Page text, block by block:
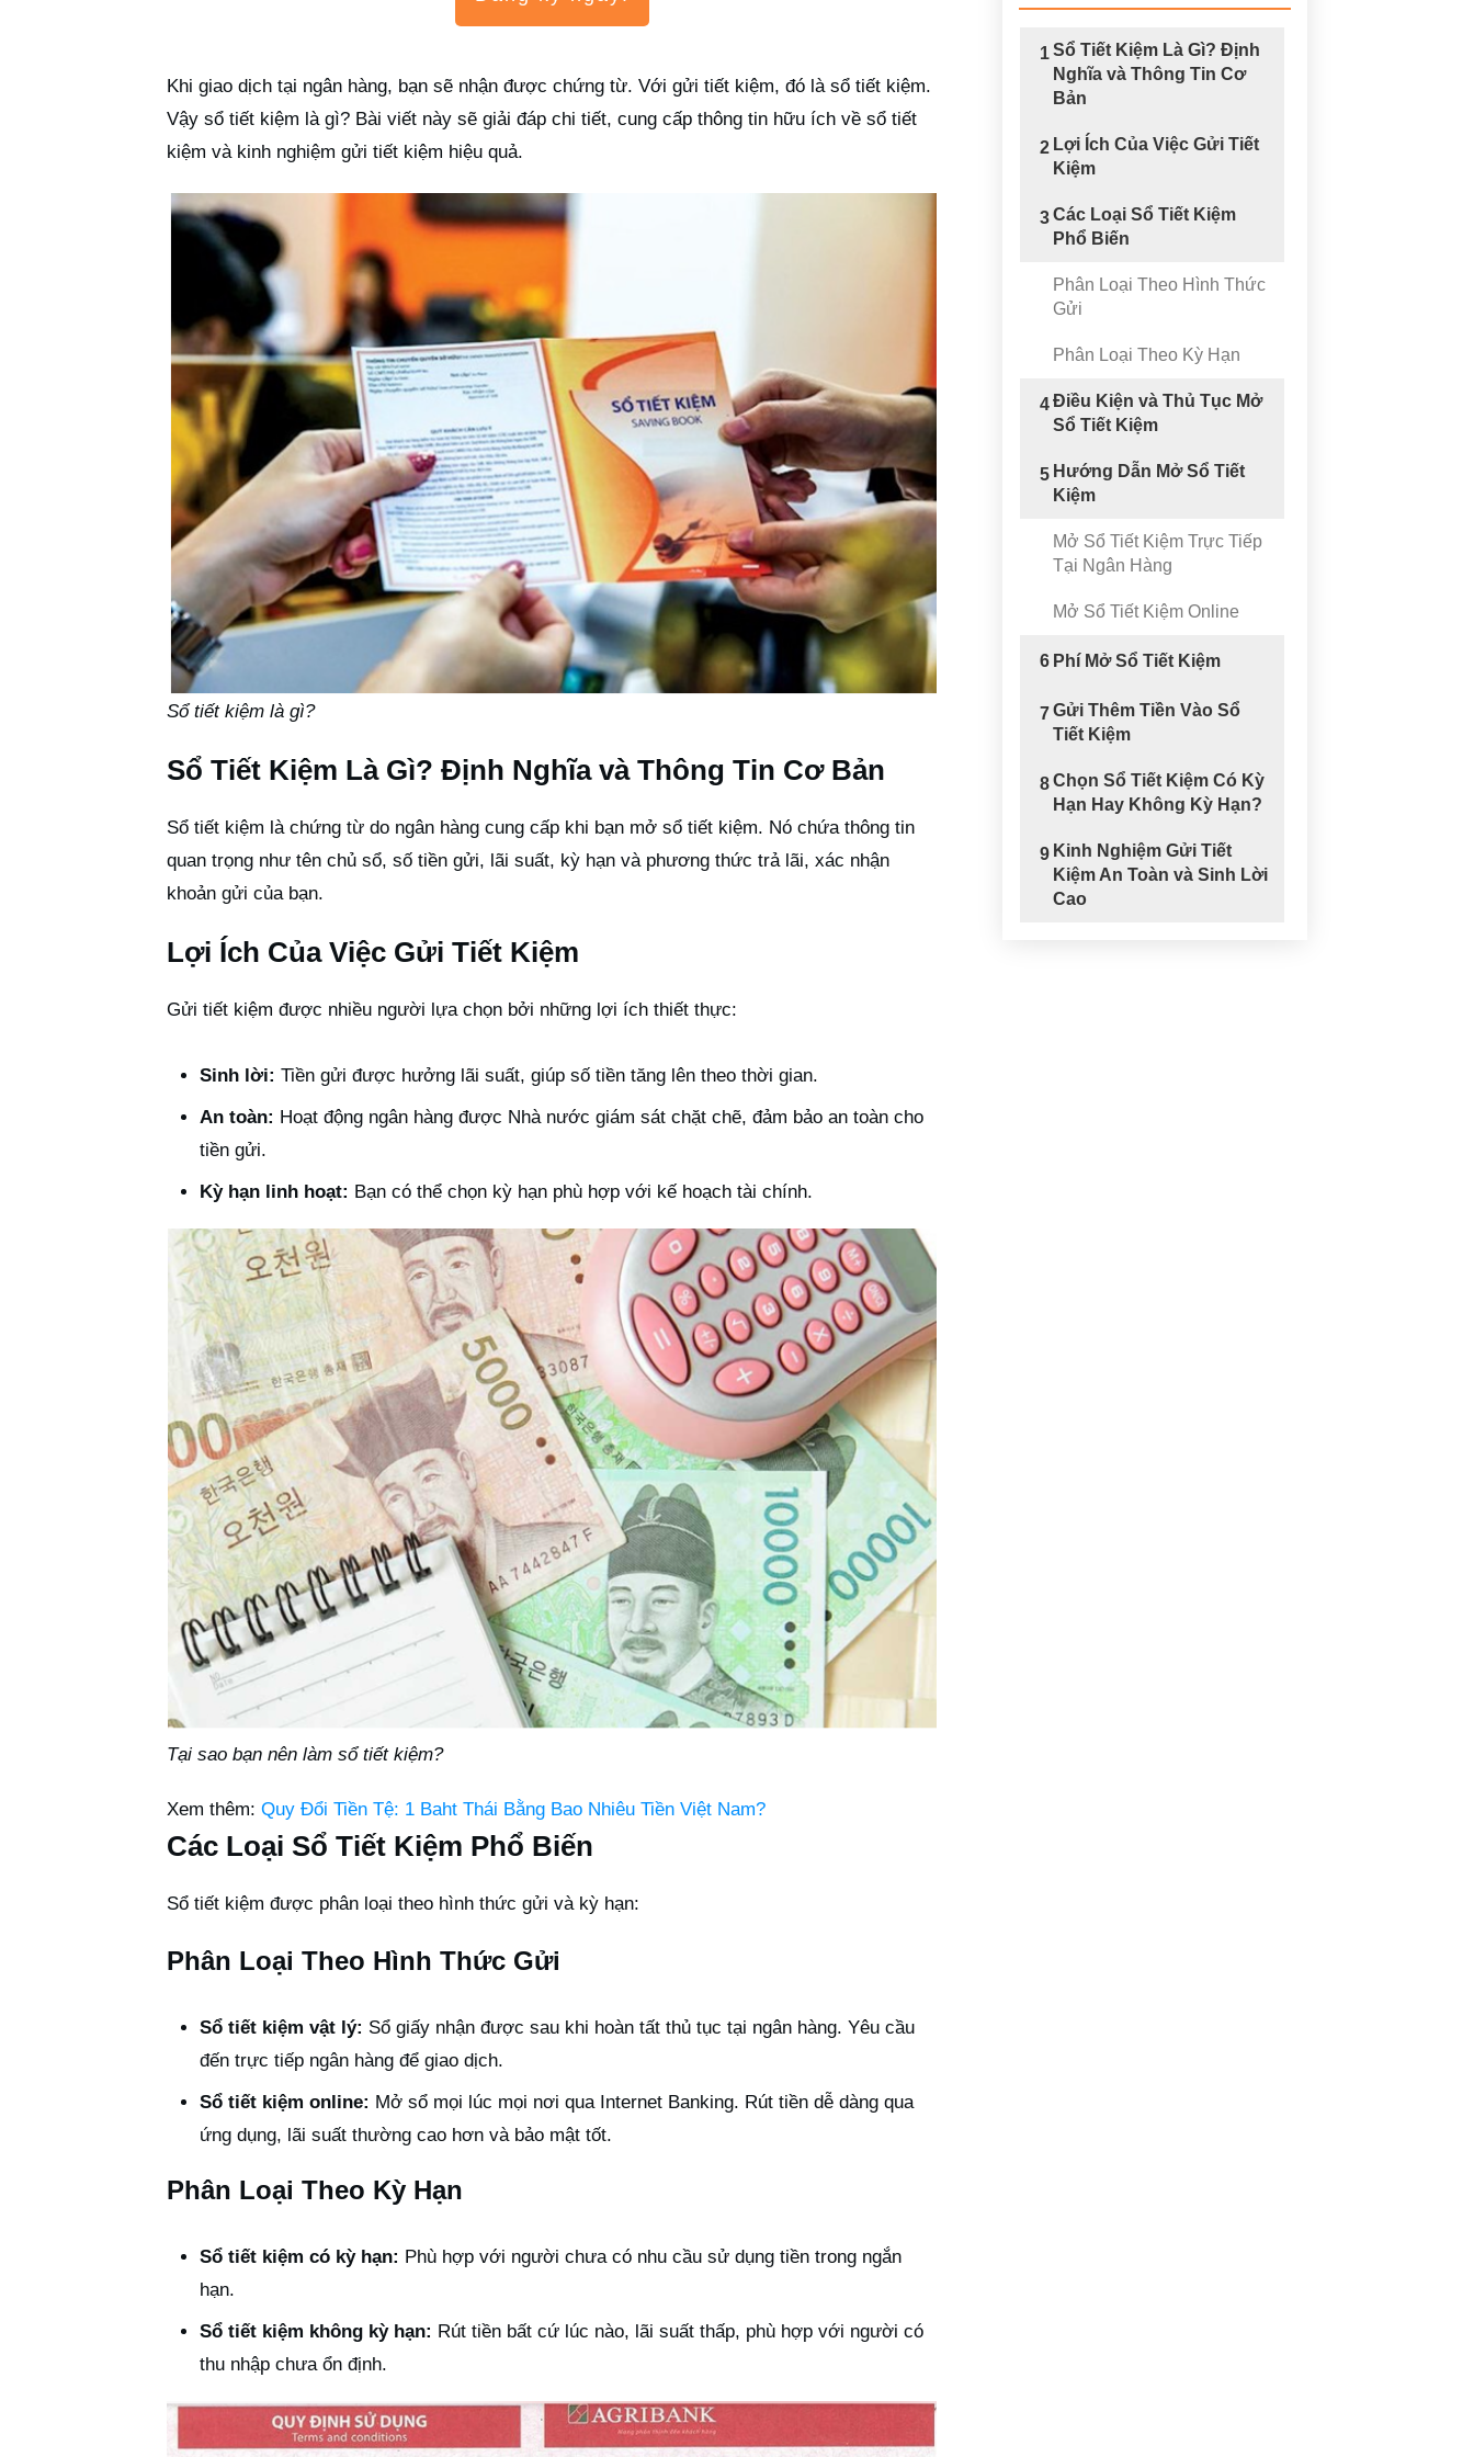
Khi giao dịch tại ngân hàng, bạn sẽ nhận được chứng từ. Với gửi tiết kiệm, đó là sổ tiết kiệm.
Vậy sổ tiết kiệm là gì? Bài viết này sẽ giải đáp chi tiết, cung cấp thông tin hữu ích về sổ tiết
kiệm và kinh nghiệm gửi tiết kiệm hiệu quả.
Sổ tiết kiệm là gì?
Sổ Tiết Kiệm Là Gì? Định Nghĩa và Thông Tin Cơ Bản
Sổ tiết kiệm là chứng từ do ngân hàng cung cấp khi bạn mở sổ tiết kiệm. Nó chứa thông tin
quan trọng như tên chủ sổ, số tiền gửi, lãi suất, kỳ hạn và phương thức trả lãi, xác nhận
khoản gửi của bạn.
Lợi Ích Của Việc Gửi Tiết Kiệm
Gửi tiết kiệm được nhiều người lựa chọn bởi những lợi ích thiết thực:
Sinh lời: Tiền gửi được hưởng lãi suất, giúp số tiền tăng lên theo thời gian.
An toàn: Hoạt động ngân hàng được Nhà nước giám sát chặt chẽ, đảm bảo an toàn cho
tiền gửi.
Kỳ hạn linh hoạt: Bạn có thể chọn kỳ hạn phù hợp với kế hoạch tài chính.
Tại sao bạn nên làm sổ tiết kiệm?
Xem thêm: Quy Đổi Tiền Tệ: 1 Baht Thái Bằng Bao Nhiêu Tiền Việt Nam?
Các Loại Sổ Tiết Kiệm Phổ Biến
Sổ tiết kiệm được phân loại theo hình thức gửi và kỳ hạn:
Phân Loại Theo Hình Thức Gửi
Sổ tiết kiệm vật lý: Sổ giấy nhận được sau khi hoàn tất thủ tục tại ngân hàng. Yêu cầu
đến trực tiếp ngân hàng để giao dịch.
Sổ tiết kiệm online: Mở sổ mọi lúc mọi nơi qua Internet Banking. Rút tiền dễ dàng qua
ứng dụng, lãi suất thường cao hơn và bảo mật tốt.
Phân Loại Theo Kỳ Hạn
Sổ tiết kiệm có kỳ hạn: Phù hợp với người chưa có nhu cầu sử dụng tiền trong ngắn
hạn.
Sổ tiết kiệm không kỳ hạn: Rút tiền bất cứ lúc nào, lãi suất thấp, phù hợp với người có
thu nhập chưa ổn định.
1Sổ Tiết Kiệm Là Gì? Định
Nghĩa và Thông Tin Cơ
Bản
2 Lợi Ích Của Việc Gửi Tiết
Kiệm
3Các Loại Sổ Tiết Kiệm
Phổ Biến
Phân Loại Theo Hình Thức
Gửi
Phân Loại Theo Kỳ Hạn
4Điều Kiện và Thủ Tục Mở
Sổ Tiết Kiệm
5 Hướng Dẫn Mở Sổ Tiết
Kiệm
Mở Sổ Tiết Kiệm Trực Tiếp
Tại Ngân Hàng
Mở Sổ Tiết Kiệm Online
6 Phí Mở Sổ Tiết Kiệm
7Gửi Thêm Tiền Vào Sổ
Tiết Kiệm
8Chọn Sổ Tiết Kiệm Có Kỳ
Hạn Hay Không Kỳ Hạn?
9 Kinh Nghiệm Gửi Tiết
Kiệm An Toàn và Sinh Lời
Cao